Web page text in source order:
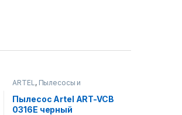
ARTEL, Пылесосы и
Пылесос Artel ART-VCB
0316E черный